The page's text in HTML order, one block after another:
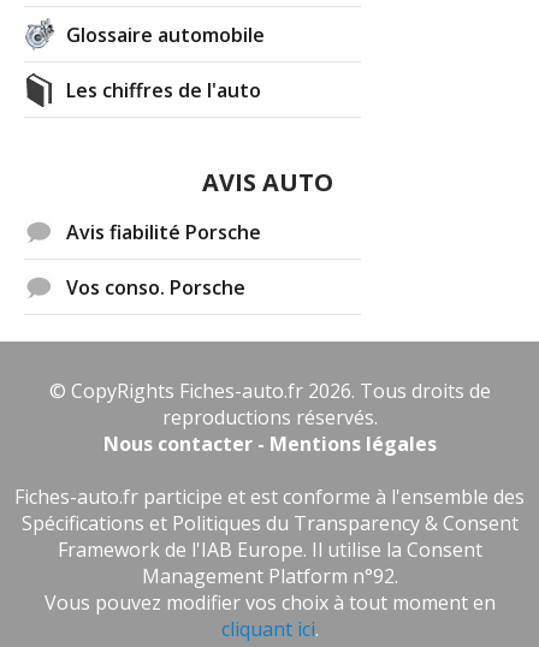
Glossaire automobile
Les chiffres de l'auto
AVIS AUTO
Avis fiabilité Porsche
Vos conso. Porsche
© CopyRights Fiches-auto.fr 2026. Tous droits de
reproductions réservés.
Nous contacter - Mentions légales
Fiches-auto.fr participe et est conforme à l'ensemble des
Spécifications et Politiques du Transparency & Consent
Framework de l'IAB Europe. Il utilise la Consent
Management Platform n°92.
Vous pouvez modifier vos choix à tout moment en
cliquant ici.